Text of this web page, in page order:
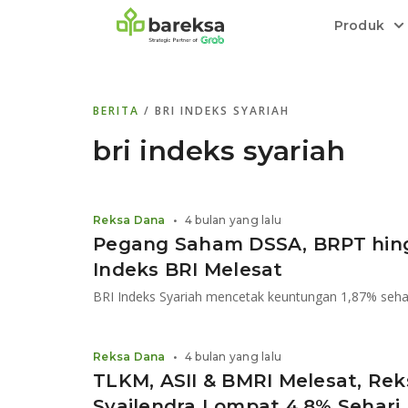
Produk
Transaksi cepat,all in one
Bebas pilih partner penyimpanan, harga
relatif stabil.
Menyediakan layanan manajemen
Informasi terkini dan tepercaya terkait
Kenali rekam jejak dan
BERITA / BRI INDEKS SYARIAH
bri indeks syariah
Pegang Saham DSSA, BRPT
Indeks BRI Melesat
BRI Indeks Syariah mencetak keuntungan 1,87%
Reksa Dana • 4 bulan yang lalu
TLKM, ASII & BMRI Melesat,
Reksa Dana • 4 bulan yang lalu